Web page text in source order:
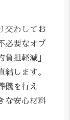
交わしてお
必要なオプ
負担軽減」
結します。
儀を行え
な安心材料